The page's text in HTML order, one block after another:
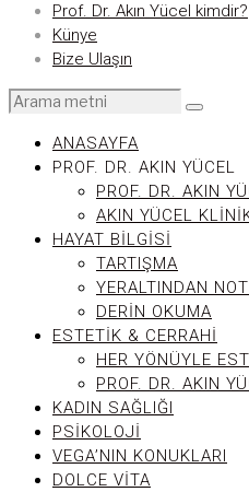
Prof. Dr. Akın Yücel kimdir?
Künye
Bize Ulaşın
ANASAYFA
PROF. DR. AKIN YÜCEL
PROF. DR. AKIN
AKIN YÜCEL
HAYAT BILGISI
TARTIŞMA
YERALTINDAN
DERIN OKUMA
ESTETIK & CERRAHI
HER YÖNÜYLE
PROF. DR. AKIN
KADIN SAĞLIĞI
PSIKOLOJI
VEGA’NIN KONUKLARI
DOLCE VITA